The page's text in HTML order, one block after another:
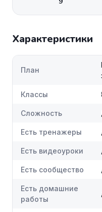
Характеристики
План
Классы
Сложность
Есть тренажеры
Есть видеоуроки
Есть сообщество
Есть домашние
работы